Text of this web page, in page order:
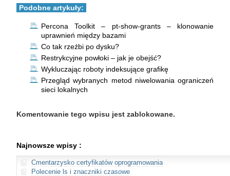
Podobne artykuły:
Percona Toolkit – pt-show-grants – klonowanie
uprawnień między bazami
Co tak rzeźbi po dysku?
Restrykcyjne powłoki – jak je obejść?
Wykluczając roboty indeksujące grafikę
Przegląd wybranych metod niwelowania ograniczeń
sieci lokalnych
Komentowanie tego wpisu jest zablokowane.
Najnowsze wpisy :
Cmentarzysko certyfikatów oprogramowania
Polecenie ls i znaczniki czasowe